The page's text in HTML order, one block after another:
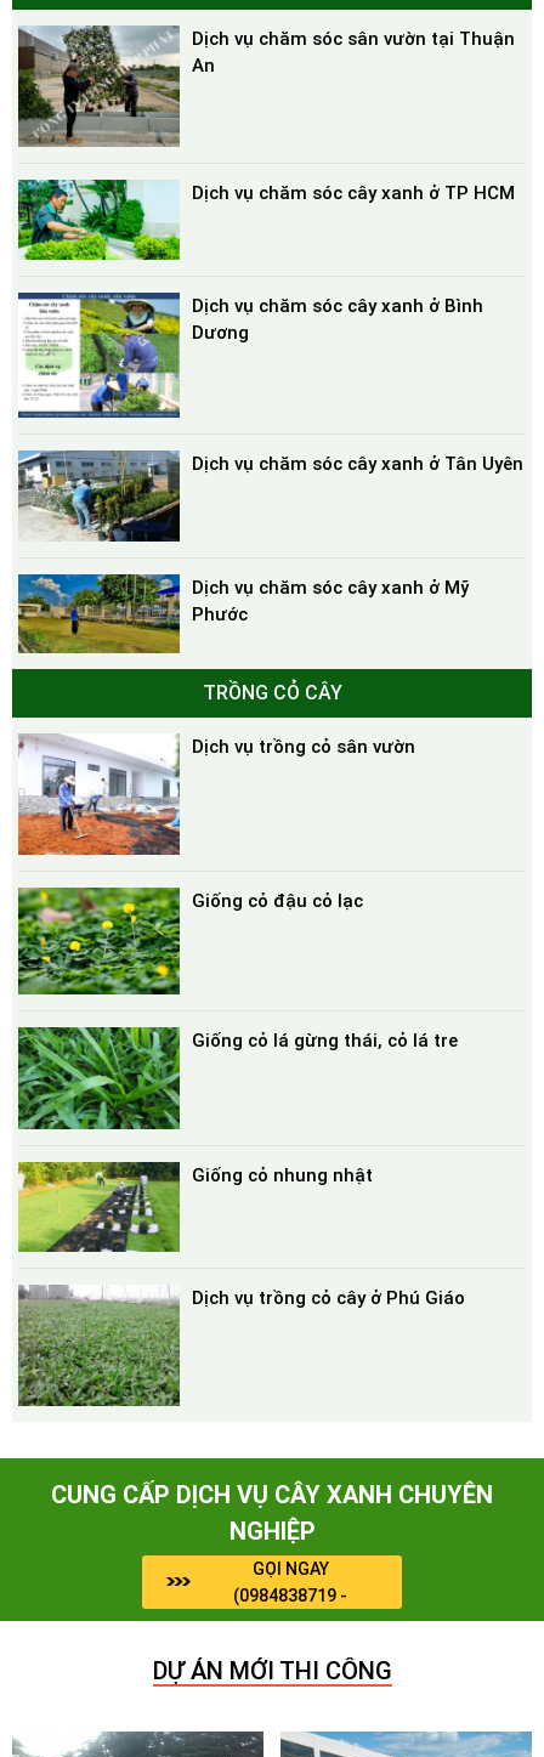
Dịch vụ chăm sóc sân vườn tại Thuận
An
Dịch vụ chăm sóc cây xanh ở TP HCM
Dịch vụ chăm sóc cây xanh ở Bình
Dương
Dịch vụ chăm sóc cây xanh ở Tân Uyên
Dịch vụ chăm sóc cây xanh ở Mỹ
Phước
TRỒNG CỎ CÂY
Dịch vụ trồng cỏ sân vườn
Giống cỏ đậu cỏ lạc
Giống cỏ lá gừng thái, cỏ lá tre
Giống cỏ nhung nhật
Dịch vụ trồng cỏ cây ở Phú Giáo
CUNG CẤP DỊCH VỤ CÂY XANH CHUYÊN
NGHIỆP
GỌI NGAY
(0984838719 -
0964909071)
DỰ ÁN MỚI THI CÔNG